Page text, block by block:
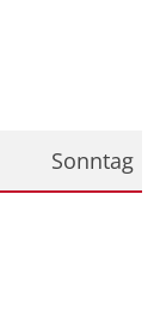
Sonntag